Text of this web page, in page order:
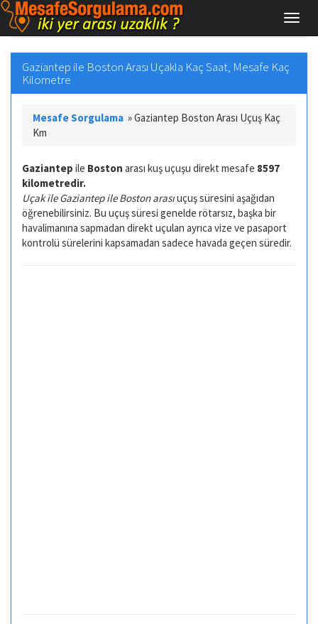
Gaziantep ile Boston Arası Uçakla Kaç Saat, Mesafe Kaç
Kilometre
Mesafe Sorgulama »Gaziantep Boston Arası Uçuş Kaç
Km
Gaziantep ile Boston arası kuş uçuşu direkt mesafe 8597
kilometredir.
Uçak ile Gaziantep ile Boston arasıuçuş süresini aşağıdan
öğrenebilirsiniz. Bu uçuş süresi genelde rötarsız, başka bir
havalimanına sapmadan direkt uçulan ayrıca vize ve pasaport
kontrolü sürelerini kapsamadan sadece havada geçen süredir.